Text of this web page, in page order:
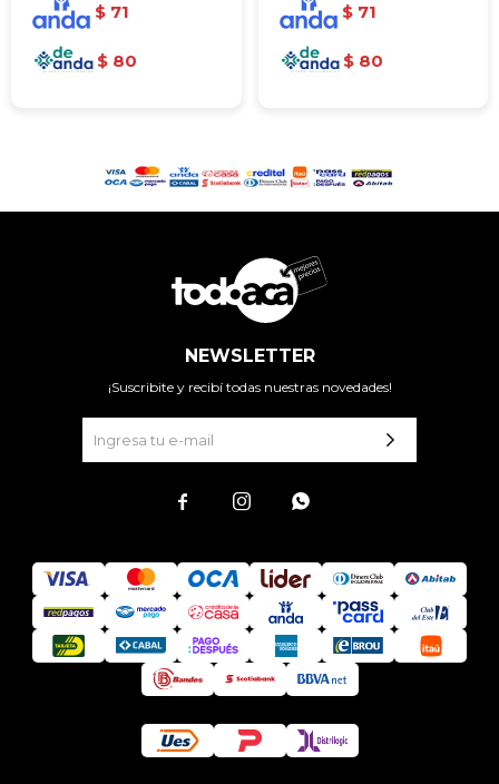
$ 71
$ 80
$ 71
$ 80
NEWSLETTER
¡Suscribite y recibí todas nuestras novedades!
  